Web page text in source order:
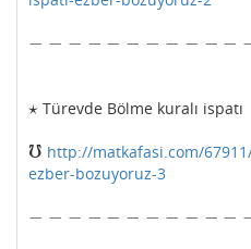
− − − − − − − − − − −
−− −− −− −−− −− −− −− −
⋆
⋆Türevde Bölme kuralı ispatı
℧
℧ http://matkafasi.com/
ezber-bozuyoruz-3
− − − − − − − − − − −
−− −− −− −−− −− −− −− −